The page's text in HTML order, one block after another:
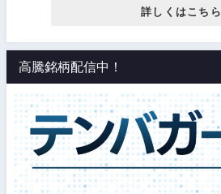
詳しくはこちら
高騰銘柄配信中！